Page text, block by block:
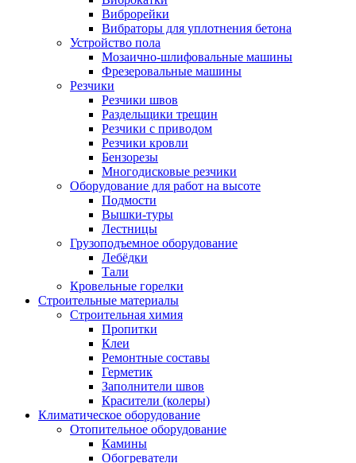
Виброрейки
Вибраторы для уплотнения бетона
Устройство пола
Мозаично-шлифовальные машины
Фрезеровальные машины
Резчики
Резчики швов
Раздельщики трещин
Резчики с приводом
Резчики кровли
Бензорезы
Многодисковые резчики
Оборудование для работ на высоте
Подмости
Вышки-туры
Лестницы
Грузоподъемное оборудование
Лебёдки
Тали
Кровельные горелки
Строительные материалы
Строительная химия
Пропитки
Клеи
Ремонтные составы
Герметик
Заполнители швов
Красители (колеры)
Климатическое оборудование
Отопительное оборудование
Камины
Обогреватели